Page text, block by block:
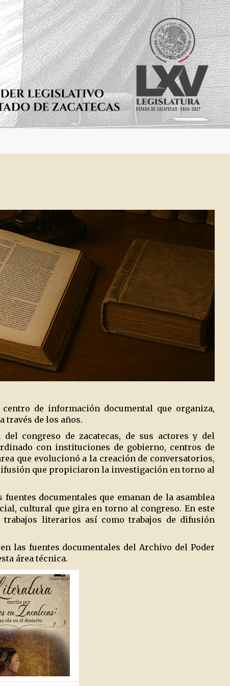
de información documental que organiza,
través de los años.
congreso de zacatecas, de sus actores y del
con instituciones de gobierno, centros de
que evolucionó a la creación de conversatorios,
que propiciaron la investigación en torno al
documentales que emanan de la asamblea
cultural que gira en torno al congreso. En este
literarios así como trabajos de difusión
las fuentes documentales del Archivo del Poder
área técnica.